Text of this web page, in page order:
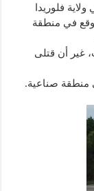
فلوريدا
وقع في منطقة
غير أن قتلى
صناعية.